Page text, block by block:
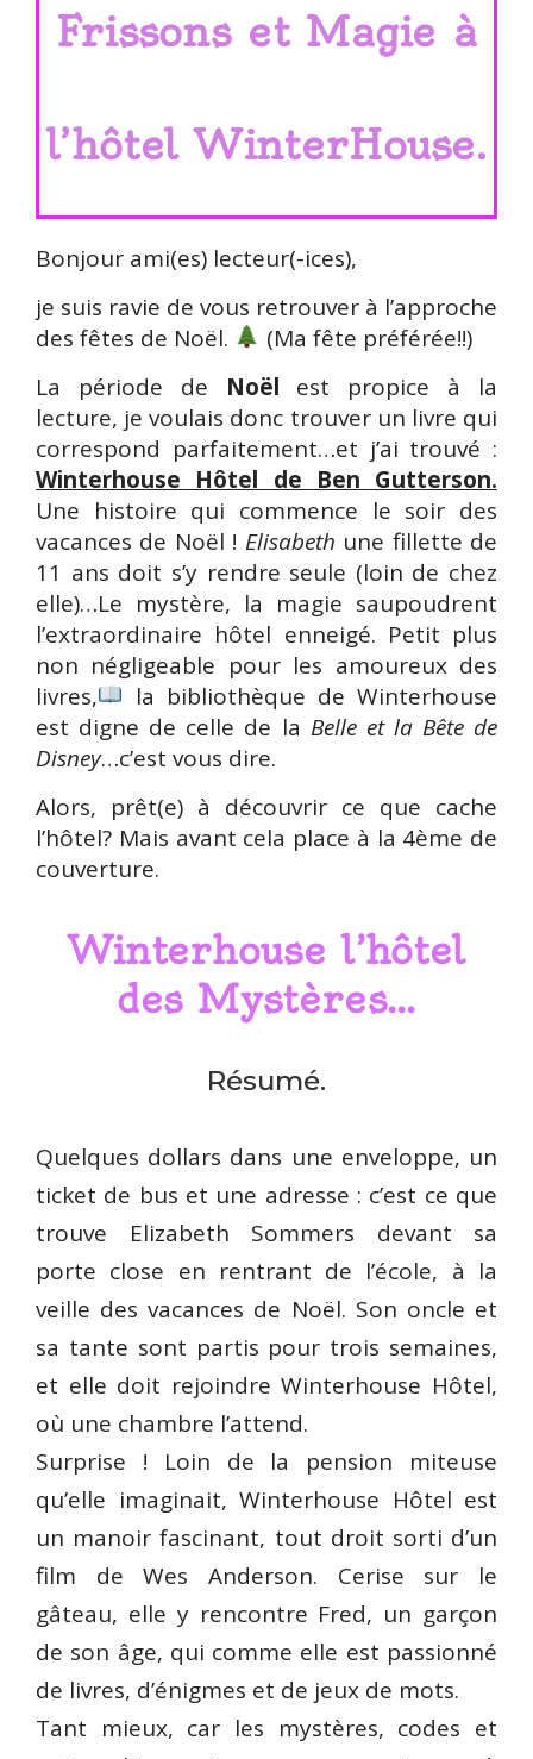
Frissons et Magie à
l’hôtel WinterHouse.
Bonjour ami(es) lecteur(-ices),
je suis ravie de vous retrouver à l’approche
des fêtes de Noël.
(Ma fête préférée!!)
La période de Noël est propice à la
lecture, je voulais donc trouver un livre qui
correspond parfaitement…et j’ai trouvé :
Winterhouse Hôtel de Ben Gutterson.
Une histoire qui commence le soir des
vacances de Noël ! Elisabeth une fillette de
11 ans doit s’y rendre seule (loin de chez
elle)…Le mystère, la magie saupoudrent
l’extraordinaire hôtel enneigé. Petit plus
non négligeable pour les amoureux des
livres,
la bibliothèque de Winterhouse
est digne de celle de la Belle et la Bête de
Disney…c’est vous dire.
Alors, prêt(e) à découvrir ce que cache
l’hôtel? Mais avant cela place à la 4ème de
couverture.
Winterhouse l’hôtel
des Mystères...
Résumé.
Quelques dollars dans une enveloppe, un
ticket de bus et une adresse : c’est ce que
trouve Elizabeth Sommers devant sa
porte close en rentrant de l’école, à la
veille des vacances de Noël. Son oncle et
sa tante sont partis pour trois semaines,
et elle doit rejoindre Winterhouse Hôtel,
où une chambre l’attend.
Surprise ! Loin de la pension miteuse
qu’elle imaginait, Winterhouse Hôtel est
un manoir fascinant, tout droit sorti d’un
film de Wes Anderson. Cerise sur le
gâteau, elle y rencontre Fred, un garçon
de son âge, qui comme elle est passionné
de livres, d’énigmes et de jeux de mots.
Tant mieux, car les mystères, codes et